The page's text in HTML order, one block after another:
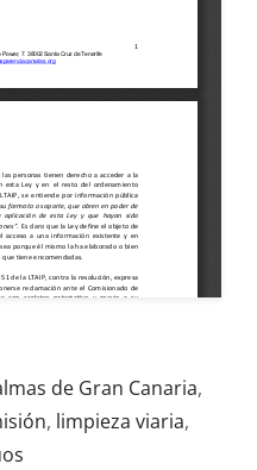
de Gran Canaria,
, limpieza viaria,